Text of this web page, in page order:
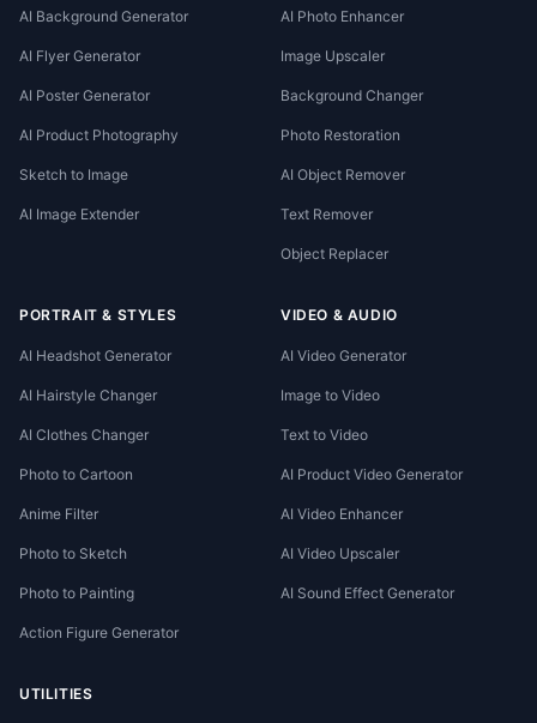
AI Background Generator
AI Flyer Generator
AI Poster Generator
AI Product Photography
Sketch to Image
AI Image Extender
AI Photo Enhancer
Image Upscaler
Background Changer
Photo Restoration
AI Object Remover
Text Remover
Object Replacer
PORTRAIT & STYLES
AI Headshot Generator
AI Hairstyle Changer
AI Clothes Changer
Photo to Cartoon
Anime Filter
Photo to Sketch
Photo to Painting
Action Figure Generator
VIDEO & AUDIO
AI Video Generator
Image to Video
Text to Video
AI Product Video Generator
AI Video Enhancer
AI Video Upscaler
AI Sound Effect Generator
UTILITIES